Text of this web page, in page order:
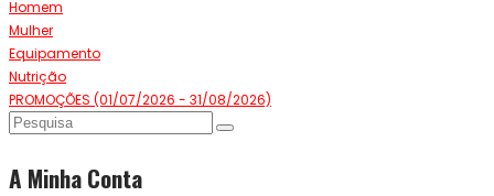
Homem
Mulher
Equipamento
Nutrição
PROMOÇÕES (01/07/2026 - 31/08/2026)
A Minha Conta